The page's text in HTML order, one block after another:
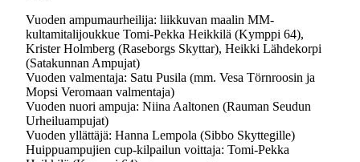
Vuoden ampumaurheilija: liikkuvan maalin MM-
kultamitalijoukkue Tomi-Pekka Heikkilä (Kymppi 64),
Krister Holmberg (Raseborgs Skyttar), Heikki Lähdekorpi
(Satakunnan Ampujat)
Vuoden valmentaja: Satu Pusila (mm. Vesa Törnroosin ja
Mopsi Veromaan valmentaja)
Vuoden nuori ampuja: Niina Aaltonen (Rauman Seudun
Urheiluampujat)
Vuoden yllättäjä: Hanna Lempola (Sibbo Skyttegille)
Huippuampujien cup-kilpailun voittaja: Tomi-Pekka